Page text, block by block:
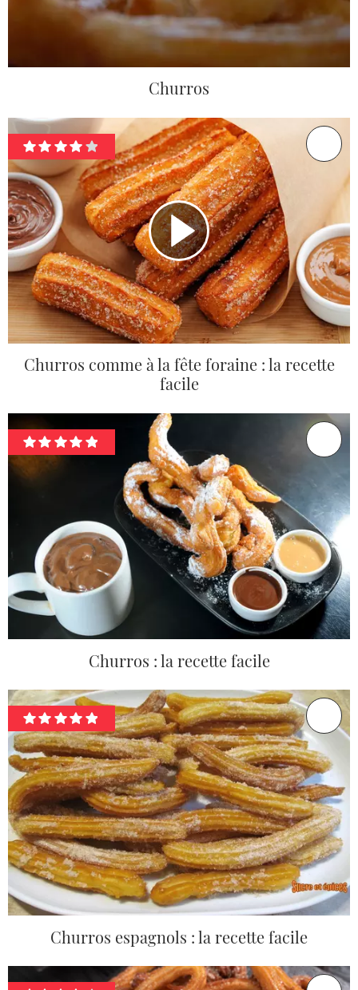
Churros
Churros comme à la fête foraine : la recette
facile
Churros : la recette facile
Churros espagnols : la recette facile